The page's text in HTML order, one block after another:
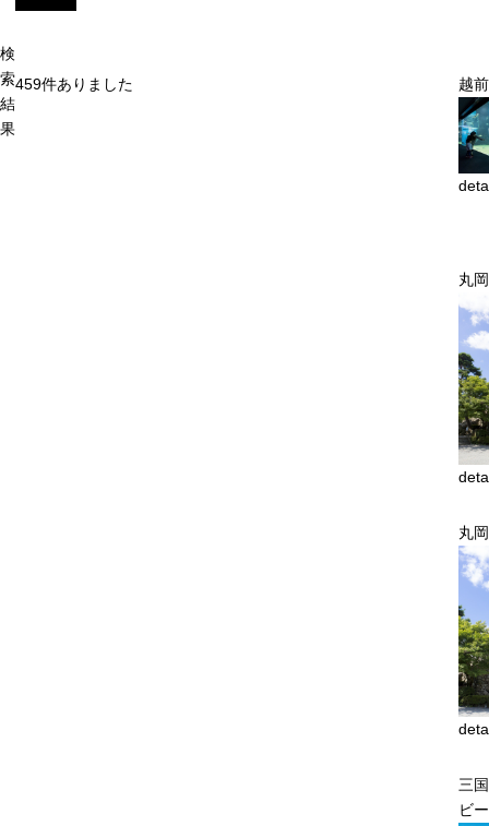
検
索
結
果
459件ありました 越
丸
丸
三
ビ